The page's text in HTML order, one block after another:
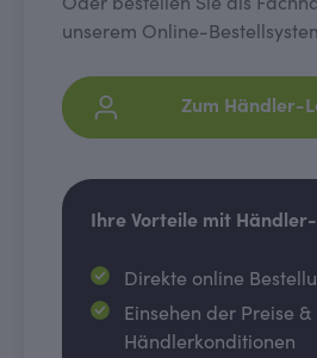
Oder bestellen Sie als
unserem Online-
Zum Händler-
Ihre Vorteile mit
Direkte online
Einsehen der Preise &
Händlerkonditionen